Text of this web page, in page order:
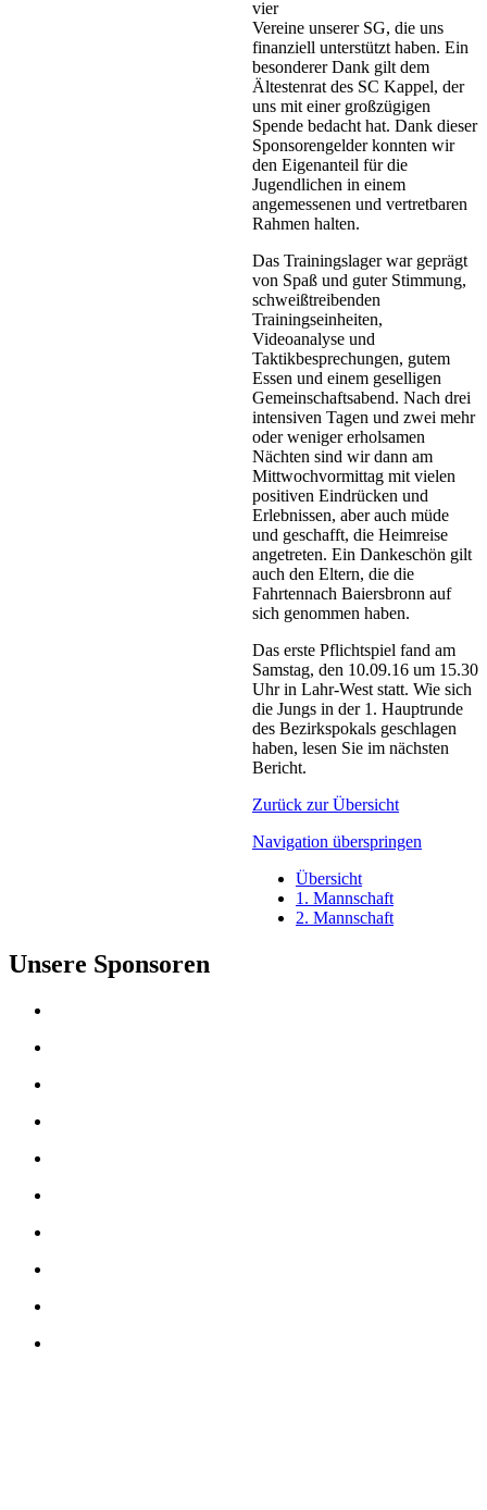
vier
Vereine unserer SG, die uns
finanziell unterstützt haben. Ein
besonderer Dank gilt dem
Ältestenrat des SC Kappel, der
uns mit einer großzügigen
Spende bedacht hat. Dank dieser
Sponsorengelder konnten wir
den Eigenanteil für die
Jugendlichen in einem
angemessenen und vertretbaren
Rahmen halten.
Das Trainingslager war geprägt
von Spaß und guter Stimmung,
schweißtreibenden
Trainingseinheiten,
Videoanalyse und
Taktikbesprechungen, gutem
Essen und einem geselligen
Gemeinschaftsabend. Nach drei
intensiven Tagen und zwei mehr
oder weniger erholsamen
Nächten sind wir dann am
Mittwochvormittag mit vielen
positiven Eindrücken und
Erlebnissen, aber auch müde
und geschafft, die Heimreise
angetreten. Ein Dankeschön gilt
auch den Eltern, die die
Fahrtennach Baiersbronn auf
sich genommen haben.
Das erste Pflichtspiel fand am
Samstag, den 10.09.16 um 15.30
Uhr in Lahr-West statt. Wie sich
die Jungs in der 1. Hauptrunde
des Bezirkspokals geschlagen
haben, lesen Sie im nächsten
Bericht.
Zurück zur Übersicht
Navigation überspringen
Übersicht
1. Mannschaft
2. Mannschaft
Unsere Sponsoren